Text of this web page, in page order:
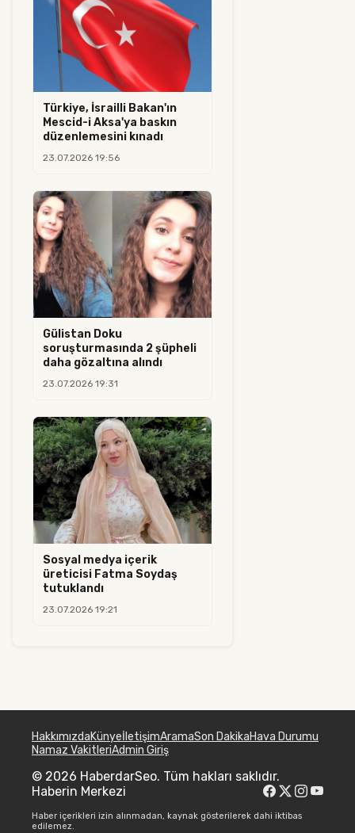
Türkiye, İsrailli Bakan'ın
Mescid-i Aksa'ya baskın
düzenlemesini kınadı
23.07.2026 19:56
Gülistan Doku
soruşturmasında 2 şüpheli
daha gözaltına alındı
23.07.2026 19:31
Sosyal medya içerik
üreticisi Fatma Soydaş
tutuklandı
23.07.2026 19:21
HakkımızdaKünyeİletişimAramaSon DakikaHava Durumu
Namaz VakitleriAdmin Giriş
© 2026 HaberdarSeo. Tüm hakları saklıdır.
Haberin Merkezi
Haber içerikleri izin alınmadan, kaynak gösterilerek dahi iktibas
edilemez.